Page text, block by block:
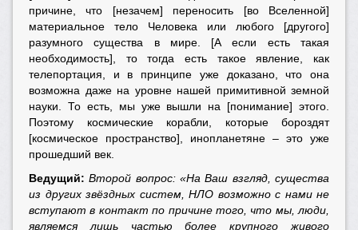
причине, что [незачем] переносить [во Вселенной]
материальное тело Человека или любого [другого]
разумного существа в мире. [А если есть такая
необходимость], то тогда есть такое явление, как
телепортация, и в принципе уже доказано, что она
возможна даже на уровне нашей примитивной земной
науки. То есть, мы уже вышли на [понимание] этого.
Поэтому космические корабли, которые бороздят
[космическое пространство], инопланетяне – это уже
прошедший век.
Ведущий: Второй вопрос: «На Ваш взгляд, существа
из других звёздных систем, НЛО возможно с нами не
вступают в контакт по причине того, что мы, люди,
являемся лишь частью более крупного живого